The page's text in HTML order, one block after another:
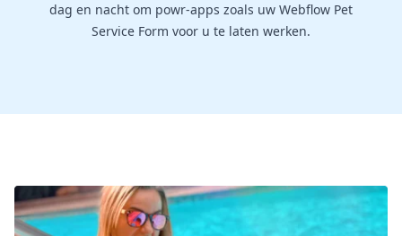
dag en nacht om powr-apps zoals uw Webflow Pet
Service Form voor u te laten werken.